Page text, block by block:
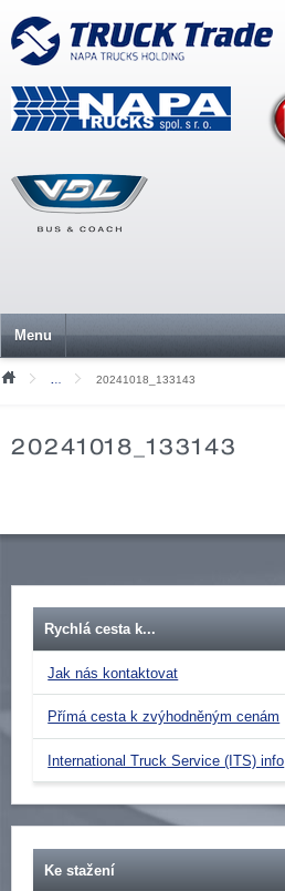
Menu
Mediální soubory
20241018_133143
20241018_133143
Rychlá cesta k...
Jak nás kontaktovat
Přímá cesta k zvýhodněným cenám
International Truck Service (ITS) info
Ke stažení